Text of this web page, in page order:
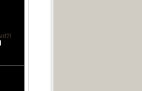
/?no=127442&ac=vd >